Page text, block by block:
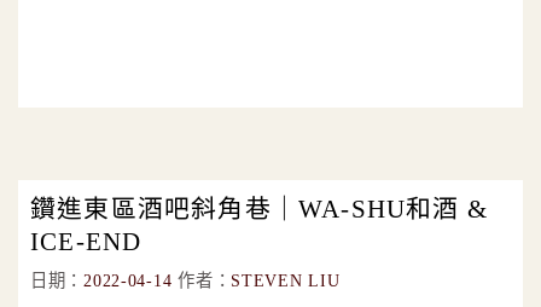
鑽進東區酒吧斜角巷｜WA-SHU和酒 &
ICE-END
日期： 2022-04-14 作者： STEVEN LIU